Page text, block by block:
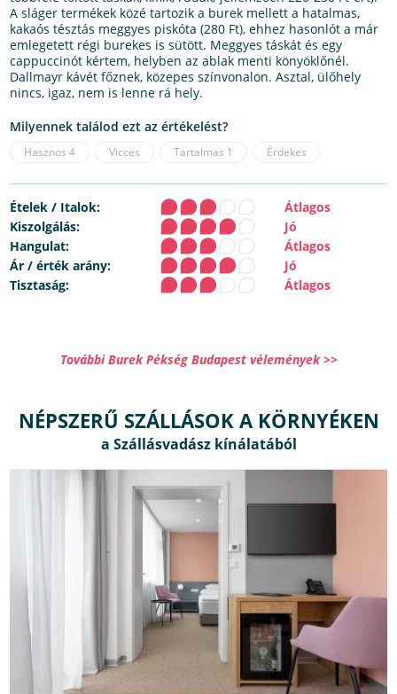
A sláger termékek közé tartozik a burek mellett a hatalmas,
kakaós tésztás meggyes piskóta (280 Ft), ehhez hasonlót a már
emlegetett régi burekes is sütött. Meggyes táskát és egy
cappuccinót kértem, helyben az ablak menti könyöklőnél.
Dallmayr kávét főznek, közepes színvonalon. Asztal, ülőhely
nincs, igaz, nem is lenne rá hely.
Milyennek találod ezt az értékelést?
Hasznos 4 Vicces Tartalmas 1 Érdekes
Ételek / Italok:
Átlagos
Kiszolgálás:
Jó
Hangulat:
Átlagos
Ár / érték arány:
Jó
Tisztaság:
Átlagos
További Burek Pékség Budapest vélemények >>
NÉPSZERŰ SZÁLLÁSOK A KÖRNYÉKEN